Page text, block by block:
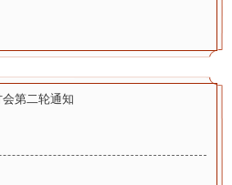
第二轮通知